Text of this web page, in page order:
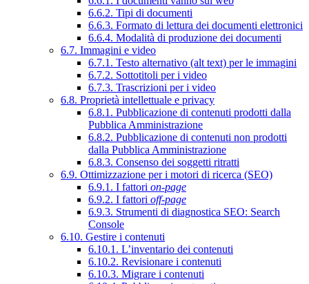
6.6.2. Tipi di documenti
6.6.3. Formato di lettura dei documenti elettronici
6.6.4. Modalità di produzione dei documenti
6.7. Immagini e video
6.7.1. Testo alternativo (alt text) per le immagini
6.7.2. Sottotitoli per i video
6.7.3. Trascrizioni per i video
6.8. Proprietà intellettuale e privacy
6.8.1. Pubblicazione di contenuti prodotti dalla
Pubblica Amministrazione
6.8.2. Pubblicazione di contenuti non prodotti
dalla Pubblica Amministrazione
6.8.3. Consenso dei soggetti ritratti
6.9. Ottimizzazione per i motori di ricerca (SEO)
6.9.1. I fattori on-page
6.9.2. I fattori off-page
6.9.3. Strumenti di diagnostica SEO: Search
Console
6.10. Gestire i contenuti
6.10.1. L’inventario dei contenuti
6.10.2. Revisionare i contenuti
6.10.3. Migrare i contenuti